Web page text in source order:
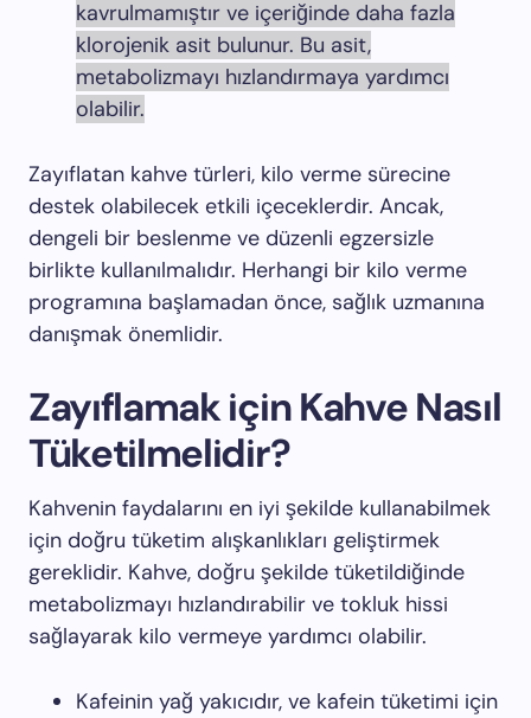
kavrulmamıştır ve içeriğinde daha fazla
klorojenik asit bulunur. Bu asit,
metabolizmayı hızlandırmaya yardımcı
olabilir.
Zayıflatan kahve türleri, kilo verme sürecine
destek olabilecek etkili içeceklerdir. Ancak,
dengeli bir beslenme ve düzenli egzersizle
birlikte kullanılmalıdır. Herhangi bir kilo verme
programına başlamadan önce, sağlık uzmanına
danışmak önemlidir.
Zayıflamak için Kahve Nasıl
Tüketilmelidir?
Kahvenin faydalarını en iyi şekilde kullanabilmek
için doğru tüketim alışkanlıkları geliştirmek
gereklidir. Kahve, doğru şekilde tüketildiğinde
metabolizmayı hızlandırabilir ve tokluk hissi
sağlayarak kilo vermeye yardımcı olabilir.
Kafeinin yağ yakıcıdır, ve kafein tüketimi için